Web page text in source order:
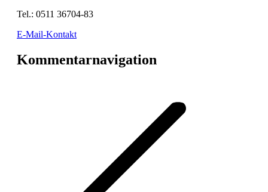
Tel.: 0511 36704-83
E-Mail-Kontakt
Kommentarnavigation